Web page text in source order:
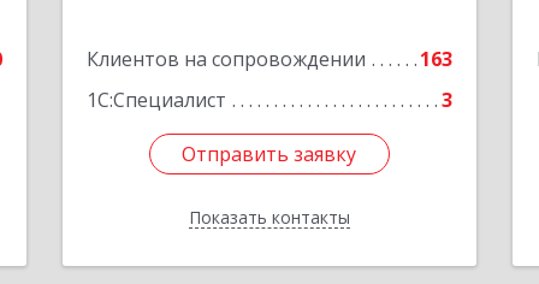
Клиентов на сопровождении
163
1С:Специалист
3
Отправить заявку
Показать контакты
Отправить заявку
Назад